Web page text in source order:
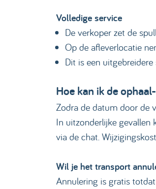
Volledige service
De verkoper zet de
Op de afleverlocatie
Dit is een
Hoe kan ik de
Zodra de datum door de
In uitzonderlijke gevallen
via de chat.
Wil je het transport
Annulering is gratis